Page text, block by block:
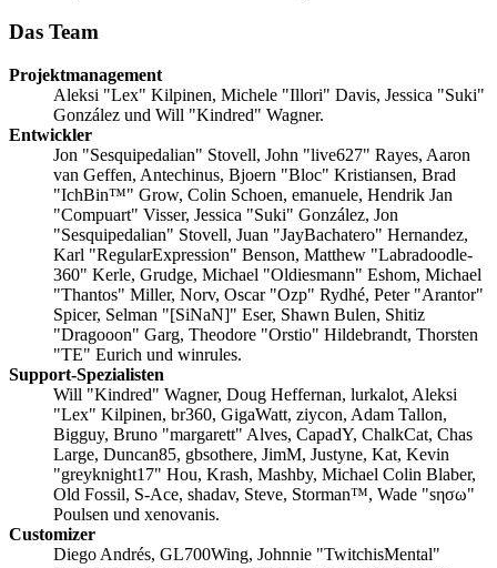
Das Team
Projektmanagement
Aleksi "Lex" Kilpinen, Michele "Illori" Davis, Jessica "Suki"
González und Will "Kindred" Wagner.
Entwickler
Jon "Sesquipedalian" Stovell, John "live627" Rayes, Aaron
van Geffen, Antechinus, Bjoern "Bloc" Kristiansen, Brad
"IchBin™" Grow, Colin Schoen, emanuele, Hendrik Jan
"Compuart" Visser, Jessica "Suki" González, Jon
"Sesquipedalian" Stovell, Juan "JayBachatero" Hernandez,
Karl "RegularExpression" Benson, Matthew "Labradoodle-
360" Kerle, Grudge, Michael "Oldiesmann" Eshom, Michael
"Thantos" Miller, Norv, Oscar "Ozp" Rydhé, Peter "Arantor"
Spicer, Selman "[SiNaN]" Eser, Shawn Bulen, Shitiz
"Dragooon" Garg, Theodore "Orstio" Hildebrandt, Thorsten
"TE" Eurich und winrules.
Support-Spezialisten
Will "Kindred" Wagner, Doug Heffernan, lurkalot, Aleksi
"Lex" Kilpinen, br360, GigaWatt, ziycon, Adam Tallon,
Bigguy, Bruno "margarett" Alves, CapadY, ChalkCat, Chas
Large, Duncan85, gbsothere, JimM, Justyne, Kat, Kevin
"greyknight17" Hou, Krash, Mashby, Michael Colin Blaber,
Old Fossil, S-Ace, shadav, Steve, Storman™, Wade "sησω"
Poulsen und xenovanis.
Customizer
Diego Andrés, GL700Wing, Johnnie "TwitchisMental"